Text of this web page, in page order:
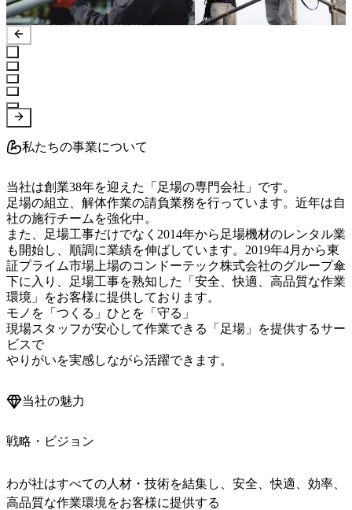
私たちの事業について
当社は創業38年を迎えた「足場の専門会社」です。
足場の組立、解体作業の請負業務を行っています。近年は自
社の施行チームを強化中。
また、足場工事だけでなく2014年から足場機材のレンタル業
も開始し、順調に業績を伸ばしています。2019年4月から東
証プライム市場上場のコンドーテック株式会社のグループ傘
下に入り、足場工事を熟知した「安全、快適、高品質な作業
環境」をお客様に提供しております。
モノを「つくる」ひとを「守る」
現場スタッフが安心して作業できる「足場」を提供するサー
ビスで
やりがいを実感しながら活躍できます。
当社の魅力
戦略・ビジョン
わが社はすべての人材・技術を結集し、安全、快適、効率、
高品質な作業環境をお客様に提供する